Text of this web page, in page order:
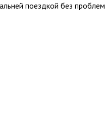
поездкой без проблем